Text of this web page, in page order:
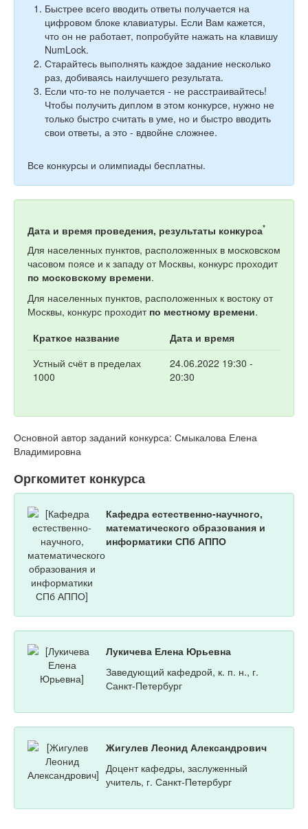
Быстрее всего вводить ответы получается на
цифровом блоке клавиатуры. Если Вам кажется,
что он не работает, попробуйте нажать на клавишу
NumLock.
Старайтесь выполнять каждое задание несколько
раз, добиваясь наилучшего результата.
Если что-то не получается - не расстраивайтесь!
Чтобы получить диплом в этом конкурсе, нужно не
только быстро считать в уме, но и быстро вводить
свои ответы, а это - вдвойне сложнее.
Все конкурсы и олимпиады бесплатны.
Дата и время проведения, результаты конкурса*
Для населенных пунктов, расположенных в московском
часовом поясе и к западу от Москвы, конкурс проходит
по московскому времени.
Для населенных пунктов, расположенных к востоку от
Москвы, конкурс проходит по местному времени.
Краткое название
Дата и время
Устный счёт в пределах
1000
24.06.2022 19:30 -
20:30
Основной автор заданий конкурса: Смыкалова Елена
Владимировна
Оргкомитет конкурса
Кафедра естественно-научного,
математического образования и
информатики СПб АППО
Лукичева Елена Юрьевна
Заведующий кафедрой, к. п. н., г.
Санкт-Петербург
Жигулев Леонид Александрович
Доцент кафедры, заслуженный
учитель, г. Санкт-Петербург